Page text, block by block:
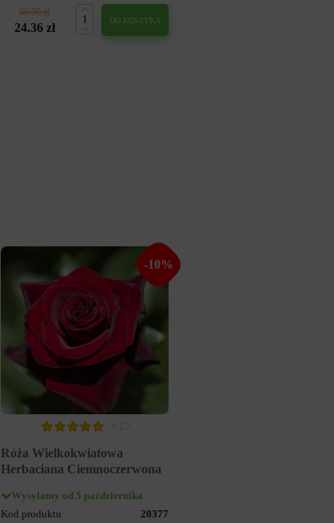
60.90 zł
24.36 zł
DO KOSZYKA
-10%
Róża Wielkokwiatowa
Herbaciana Ciemnoczerwona
Wysyłamy od 5 października
Kod produktu
20377